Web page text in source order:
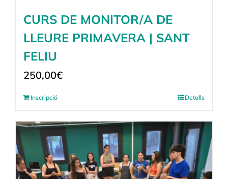
CURS DE MONITOR/A DE
LLEURE PRIMAVERA | SANT
FELIU
250,00€
Inscripció Detalls